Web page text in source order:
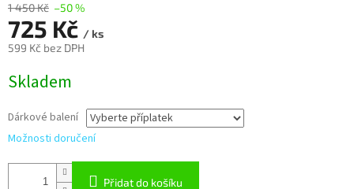
1 450 Kč –50 %
725 Kč / ks
599 Kč bez DPH
cena:
Skladem
Dárkové balení
Možnosti doručení
Přidat do košíku